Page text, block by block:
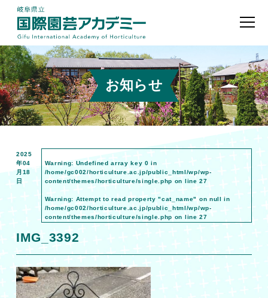
お知らせ
2025
年04
月18
日
Warning: Undefined array key 0 in
/home/gc002/horticulture.ac.jp/public_html/wp/wp-
content/themes/horticulture/single.php on line27
Warning: Attempt to read property "cat_name" on null in
/home/gc002/horticulture.ac.jp/public_html/wp/wp-
content/themes/horticulture/single.php on line27
IMG_3392